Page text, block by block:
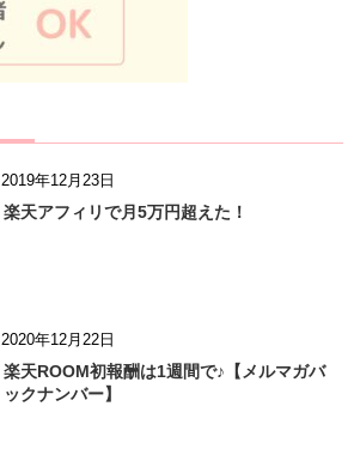
2019年12月23日
楽天アフィリで月5万円超えた！
2020年12月22日
楽天ROOM初報酬は1週間で♪【メルマガバ
ックナンバー】